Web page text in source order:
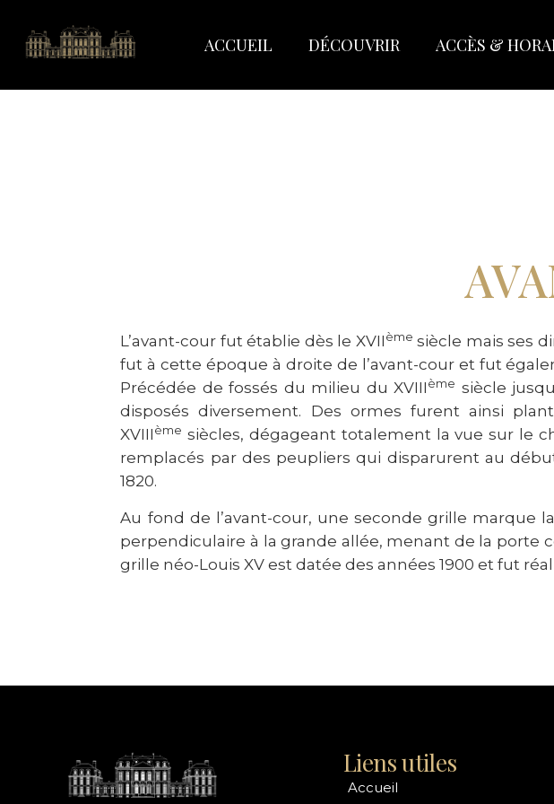
ACCUEIL DÉCOUVRIR ACCÈS &
L’avant-cour fut établie dès le XVII ème siècle mais ses
fut à cette époque à droite de l’avant-cour et fut
Précédée de fossés du milieu du XVIII ème siècle
disposés diversement. Des ormes furent ainsi
XVIII ème siècles, dégageant totalement la vue sur le
remplacés par des peupliers qui disparurent au
1820.
Au fond de l’avant-cour, une seconde grille marque
perpendiculaire à la grande allée, menant de la porte
grille néo-Louis XV est datée des années 1900 et fut
Liens utiles
Accueil